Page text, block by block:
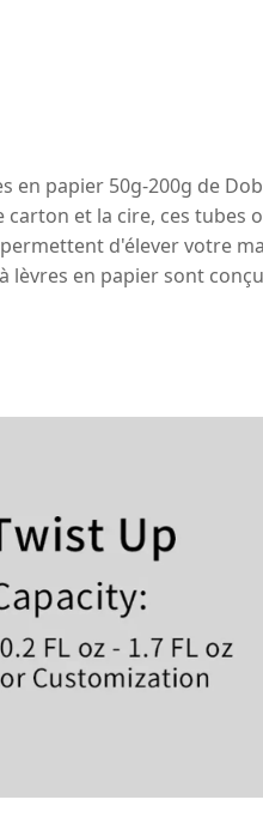
en papier 50g-200g de
et la cire, ces
d'élever votre
en papier sont